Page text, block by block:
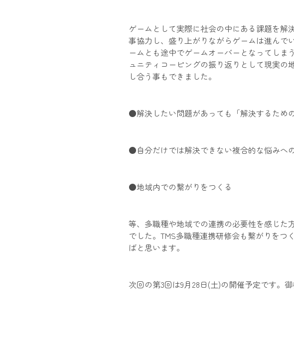
ゲームとして実際に社会の中にある課題を解
事協力し、盛り上がりながらゲームは進んで
ームとも途中でゲームオーバーとなってしま
ュニティコーピングの振り返りとして現実の
し合う事もできました。
●解決したい問題があっても「解決するため
●自分だけでは解決できない複合的な悩みへ
●地域内での繋がりをつくる
等、多職種や地域での連携の必要性を感じた
でした。TMS多職種連携研修会も繋がりをつ
ばと思います。
次回の第3回は9月28日(土)の開催予定です。